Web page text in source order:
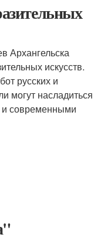
Архангельска
искусств.
русских и
могут насладиться
и современными